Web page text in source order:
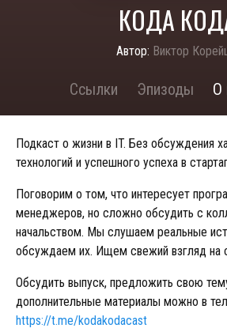
КОДА
Автор: Виктор
Ссылки Эпизоды О
Подкаст о жизни в IT. Без обсуждения
технологий и успешного успеха в
Поговорим о том, что интересует
менеджеров, но сложно обсудить с
начальством. Мы слушаем реальные
обсуждаем их. Ищем свежий взгляд на
Обсудить выпуск, предложить свою
дополнительные материалы можно в
https://t.me/kodakodacast